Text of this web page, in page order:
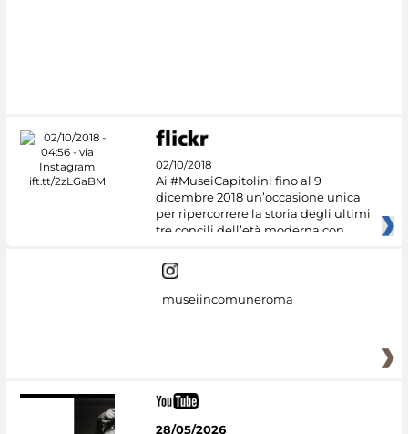
02/10/2018
Ai #MuseiCapitolini fino al 9
dicembre 2018 un’occasione unica
per ripercorrere la storia degli ultimi
tre concili dell’età moderna con
museiincomuneroma
28/05/2026